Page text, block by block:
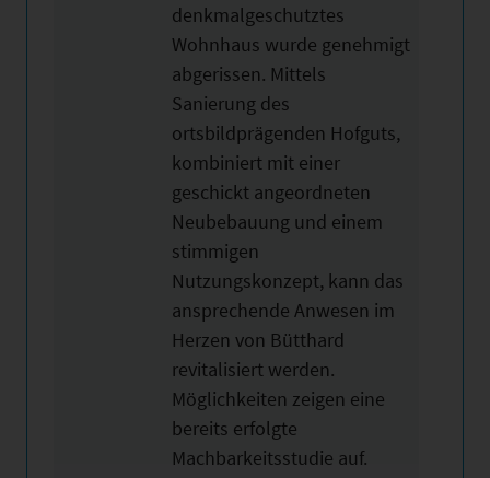
denkmalgeschutztes
Wohnhaus wurde genehmigt
abgerissen. Mittels
Sanierung des
ortsbildprägenden Hofguts,
kombiniert mit einer
geschickt angeordneten
Neubebauung und einem
stimmigen
Nutzungskonzept, kann das
ansprechende Anwesen im
Herzen von Bütthard
revitalisiert werden.
Möglichkeiten zeigen eine
bereits erfolgte
Machbarkeitsstudie auf.